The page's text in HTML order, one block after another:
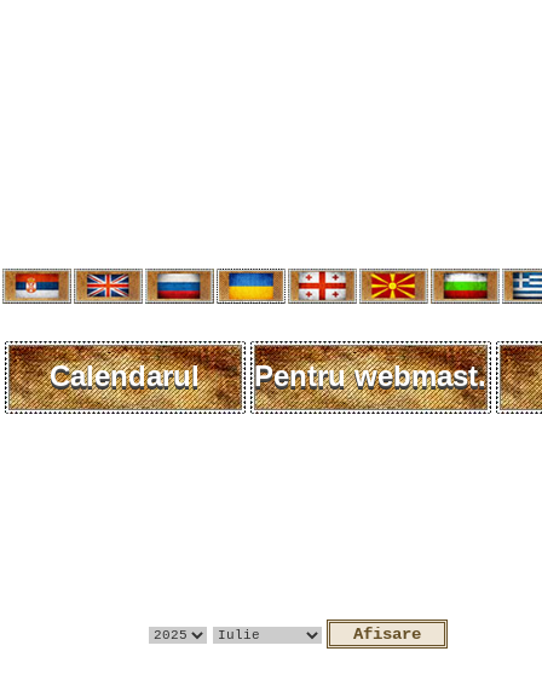
Calendarul Pentru webmast.